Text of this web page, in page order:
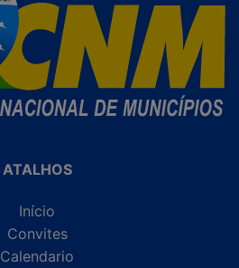
ATALHOS
Início
Convites
Calendario